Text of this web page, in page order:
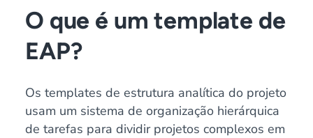
O que é um template de
EAP?
Os templates de estrutura analítica do projeto
usam um sistema de organização hierárquica
de tarefas para dividir projetos complexos em